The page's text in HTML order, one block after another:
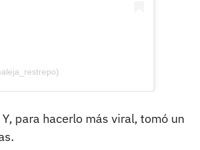
para hacerlo más viral, tomó un